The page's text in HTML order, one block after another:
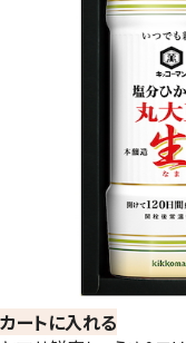
カートに入れる